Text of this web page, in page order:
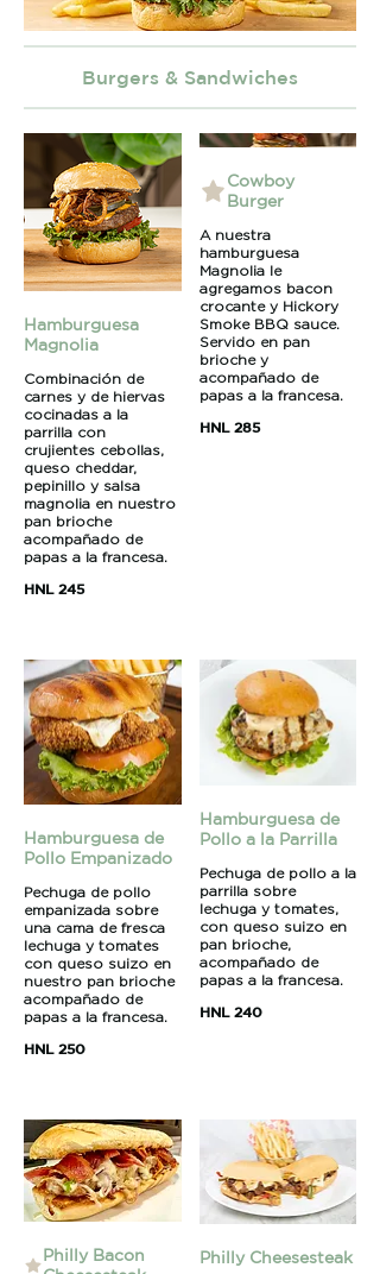
Burgers & Sandwiches
Hamburguesa
Magnolia
Combinación de
carnes y de hiervas
cocinadas a la
parrilla con
crujientes cebollas,
queso cheddar,
pepinillo y salsa
magnolia en nuestro
pan brioche
acompañado de
papas a la francesa.
HNL 245
Cowboy
Burger
A nuestra
hamburguesa
Magnolia le
agregamos bacon
crocante y Hickory
Smoke BBQ sauce.
Servido en pan
brioche y
acompañado de
papas a la francesa.
HNL 285
Hamburguesa de
Pollo Empanizado
Pechuga de pollo
empanizada sobre
una cama de fresca
lechuga y tomates
con queso suizo en
nuestro pan brioche
acompañado de
papas a la francesa.
HNL 250
Hamburguesa de
Pollo a la Parrilla
Pechuga de pollo a la
parrilla sobre
lechuga y tomates,
con queso suizo en
pan brioche,
acompañado de
papas a la francesa.
HNL 240
Philly Bacon
Philly Cheesesteak